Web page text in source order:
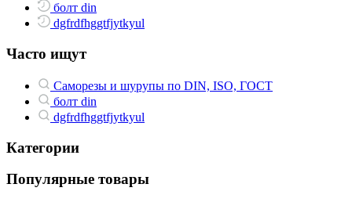
болт din
dgfrdfhggtfjytkyul
Часто ищут
Саморезы и шурупы по DIN, ISO, ГОСТ
болт din
dgfrdfhggtfjytkyul
Категории
Популярные товары